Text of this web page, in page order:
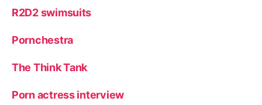
R2D2 swimsuits
Pornchestra
The Think Tank
Porn actress interview